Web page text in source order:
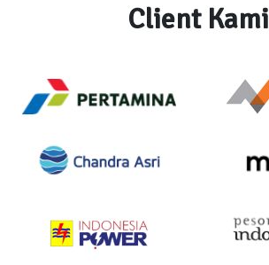
Client Kami